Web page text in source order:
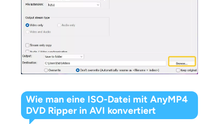
Wie man eine ISO-Datei mit AnyMP4
DVD Ripper in AVI konvertiert